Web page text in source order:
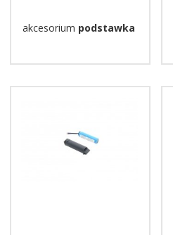
akcesorium podstawka